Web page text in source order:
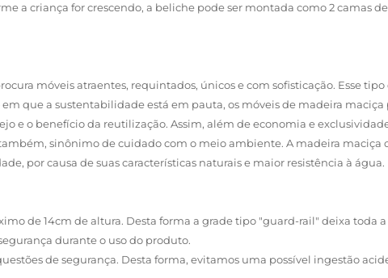
a criança for crescendo, a beliche pode ser montada como 2 camas
móveis atraentes, requintados, únicos e com sofisticação. Esse
que a sustentabilidade está em pauta, os móveis de madeira
e o benefício da reutilização. Assim, além de economia e
sinônimo de cuidado com o meio ambiente. A madeira maciça
por causa de suas características naturais e maior resistência à água.
de 14cm de altura. Desta forma a grade tipo "guard-rail" deixa toda
durante o uso do produto.
de segurança. Desta forma, evitamos uma possível ingestão